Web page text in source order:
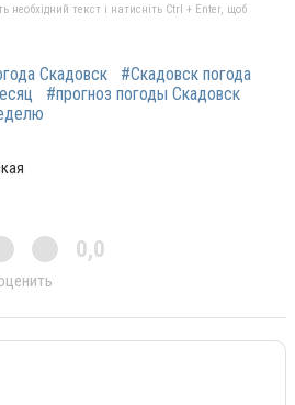
текст і натисніть Ctrl + Enter, щоб
Скадовск
#Скадовск погода
#прогноз погоды Скадовск
0,0